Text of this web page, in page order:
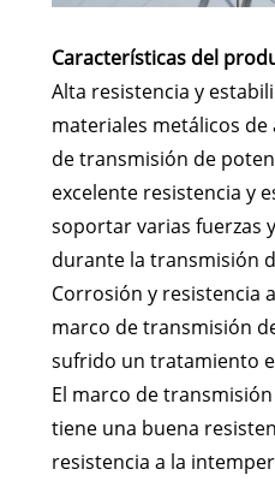
Características del
Alta resistencia y
materiales metálicos
de transmisión de
excelente resistencia y
soportar varias fuerzas
durante la transmisión
Corrosión y resistencia
marco de transmisión
sufrido un tratamiento
El marco de
tiene una buena
resistencia a la